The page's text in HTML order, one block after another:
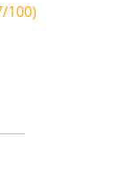
100)